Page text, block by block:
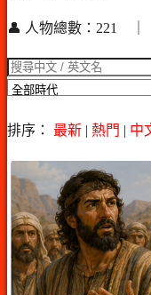
👤 人物總數：221
排序： 最新 | 熱門 | 中